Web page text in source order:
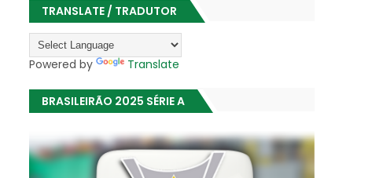
TRANSLATE / TRADUTOR
Powered by Translate
BRASILEIRÃO 2025 SÉRIE A